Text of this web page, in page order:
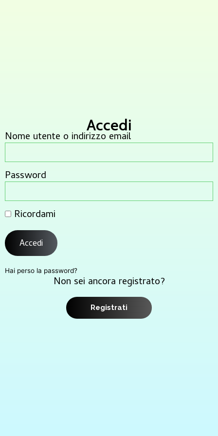
Accedi
Nome utente o indirizzo email
Password
Ricordami
Accedi
Hai perso la password?
Non sei ancora registrato?
Registrati